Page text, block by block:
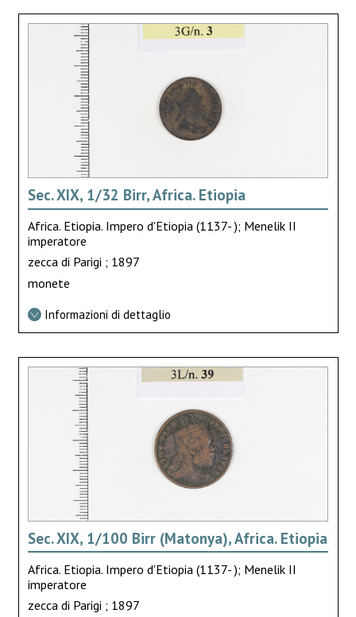
Sec. XIX, 1/32 Birr, Africa. Etiopia
Africa. Etiopia. Impero d'Etiopia (1137- ); Menelik II
imperatore
zecca di Parigi ; 1897
monete
Informazioni di dettaglio
Sec. XIX, 1/100 Birr (Matonya), Africa. Etiopia
Africa. Etiopia. Impero d'Etiopia (1137- ); Menelik II
imperatore
zecca di Parigi ; 1897